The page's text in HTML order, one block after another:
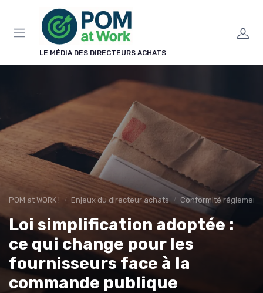
LE MÉDIA DES DIRECTEURS ACHATS
POM at WORK ! Enjeux du directeur achats Conformité
Loi simplification adoptée :
ce qui change pour les
fournisseurs face à la
commande publique
Panneau de gestion des cookies